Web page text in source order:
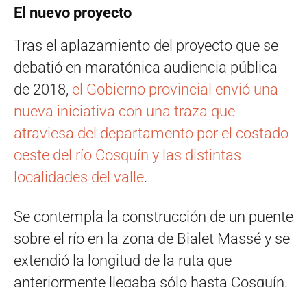
El nuevo proyecto
Tras el aplazamiento del proyecto que se
debatió en maratónica audiencia pública
de 2018, el Gobierno provincial envió una
nueva iniciativa con una traza que
atraviesa del departamento por el costado
oeste del río Cosquín y las distintas
localidades del valle.
Se contempla la construcción de un puente
sobre el río en la zona de Bialet Massé y se
extendió la longitud de la ruta que
anteriormente llegaba sólo hasta Cosquín.